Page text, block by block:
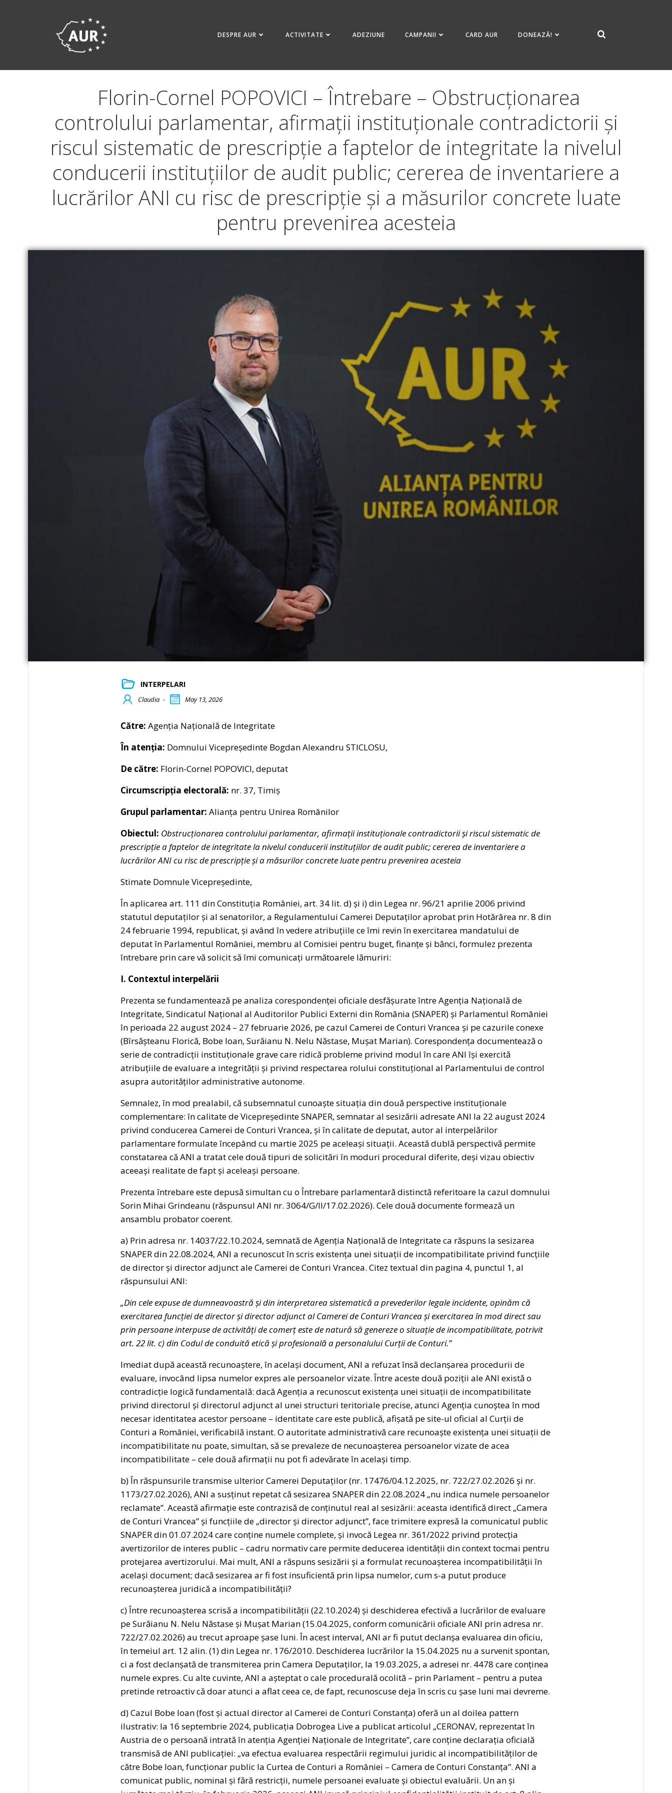
DESPRE AUR ACTIVITATE ADEZIUNE CAMPANII CARD AUR DONEAZĂ!
Florin-Cornel POPOVICI – Întrebare – Obstrucționarea
controlului parlamentar, afirmații instituționale contradictorii și
riscul sistematic de prescripție a faptelor de integritate la nivelul
conducerii instituțiilor de audit public; cererea de inventariere a
lucrărilor ANI cu risc de prescripție și a măsurilor concrete luate
pentru prevenirea acesteia
INTERPELARI
Claudia - May 13, 2026
Către: Agenția Națională de Integritate
În atenția: Domnului Vicepreședinte Bogdan Alexandru STICLOSU,
De către: Florin-Cornel POPOVICI, deputat
Circumscripția electorală: nr. 37, Timiș
Grupul parlamentar: Alianța pentru Unirea Românilor
Obiectul: Obstrucționarea controlului parlamentar, afirmații instituționale contradictorii și riscul sistematic de
prescripție a faptelor de integritate la nivelul conducerii instituțiilor de audit public; cererea de inventariere a
lucrărilor ANI cu risc de prescripție și a măsurilor concrete luate pentru prevenirea acesteia
Stimate Domnule Vicepreședinte,
În aplicarea art. 111 din Constituția României, art. 34 lit. d) și i) din Legea nr. 96/21 aprilie 2006 privind
statutul deputaților și al senatorilor, a Regulamentului Camerei Deputaților aprobat prin Hotărârea nr. 8 din
24 februarie 1994, republicat, și având în vedere atribuțiile ce îmi revin în exercitarea mandatului de
deputat în Parlamentul României, membru al Comisiei pentru buget, finanțe și bănci, formulez prezenta
întrebare prin care vă solicit să îmi comunicați următoarele lămuriri:
I. Contextul interpelării
Prezenta se fundamentează pe analiza corespondenței oficiale desfășurate între Agenția Națională de
Integritate, Sindicatul Național al Auditorilor Publici Externi din România (SNAPER) și Parlamentul României
în perioada 22 august 2024 – 27 februarie 2026, pe cazul Camerei de Conturi Vrancea și pe cazurile conexe
(Bîrsășteanu Florică, Bobe Ioan, Surăianu N. Nelu Năstase, Mușat Marian). Corespondența documentează o
serie de contradicții instituționale grave care ridică probleme privind modul în care ANI își exercită
atribuțiile de evaluare a integrității și privind respectarea rolului constituțional al Parlamentului de control
asupra autorităților administrative autonome.
Semnalez, în mod prealabil, că subsemnatul cunoaște situația din două perspective instituționale
complementare: în calitate de Vicepreședinte SNAPER, semnatar al sesizării adresate ANI la 22 august 2024
privind conducerea Camerei de Conturi Vrancea, și în calitate de deputat, autor al interpelărilor
parlamentare formulate începând cu martie 2025 pe aceleași situații. Această dublă perspectivă permite
constatarea că ANI a tratat cele două tipuri de solicitări în moduri procedural diferite, deși vizau obiectiv
aceeași realitate de fapt și aceleași persoane.
Prezenta întrebare este depusă simultan cu o Întrebare parlamentară distinctă referitoare la cazul domnului
Sorin Mihai Grindeanu (răspunsul ANI nr. 3064/G/II/17.02.2026). Cele două documente formează un
ansamblu probator coerent.
a) Prin adresa nr. 14037/22.10.2024, semnată de Agenția Națională de Integritate ca răspuns la sesizarea
SNAPER din 22.08.2024, ANI a recunoscut în scris existența unei situații de incompatibilitate privind funcțiile
de director și director adjunct ale Camerei de Conturi Vrancea. Citez textual din pagina 4, punctul 1, al
răspunsului ANI:
„Din cele expuse de dumneavoastră și din interpretarea sistematică a prevederilor legale incidente, opinăm că
exercitarea funcției de director și director adjunct al Camerei de Conturi Vrancea și exercitarea în mod direct sau
prin persoane interpuse de activități de comerț este de natură să genereze o situație de incompatibilitate, potrivit
art. 22 lit. c) din Codul de conduită etică și profesională a personalului Curții de Conturi.”
Imediat după această recunoaștere, în același document, ANI a refuzat însă declanșarea procedurii de
evaluare, invocând lipsa numelor expres ale persoanelor vizate. Între aceste două poziții ale ANI există o
contradicție logică fundamentală: dacă Agenția a recunoscut existența unei situații de incompatibilitate
privind directorul și directorul adjunct al unei structuri teritoriale precise, atunci Agenția cunoștea în mod
necesar identitatea acestor persoane – identitate care este publică, afișată pe site-ul oficial al Curții de
Conturi a României, verificabilă instant. O autoritate administrativă care recunoaște existența unei situații de
incompatibilitate nu poate, simultan, să se prevaleze de necunoașterea persoanelor vizate de acea
incompatibilitate – cele două afirmații nu pot fi adevărate în același timp.
b) În răspunsurile transmise ulterior Camerei Deputaților (nr. 17476/04.12.2025, nr. 722/27.02.2026 și nr.
1173/27.02.2026), ANI a susținut repetat că sesizarea SNAPER din 22.08.2024 „nu indica numele persoanelor
reclamate”. Această afirmație este contrazisă de conținutul real al sesizării: aceasta identifică direct „Camera
de Conturi Vrancea” și funcțiile de „director și director adjunct”, face trimitere expresă la comunicatul public
SNAPER din 01.07.2024 care conține numele complete, și invocă Legea nr. 361/2022 privind protecția
avertizorilor de interes public – cadru normativ care permite deducerea identității din context tocmai pentru
protejarea avertizorului. Mai mult, ANI a răspuns sesizării și a formulat recunoașterea incompatibilității în
același document; dacă sesizarea ar fi fost insuficientă prin lipsa numelor, cum s-a putut produce
recunoașterea juridică a incompatibilității?
c) Între recunoașterea scrisă a incompatibilității (22.10.2024) și deschiderea efectivă a lucrărilor de evaluare
pe Surăianu N. Nelu Năstase și Mușat Marian (15.04.2025, conform comunicării oficiale ANI prin adresa nr.
722/27.02.2026) au trecut aproape șase luni. În acest interval, ANI ar fi putut declanșa evaluarea din oficiu,
în temeiul art. 12 alin. (1) din Legea nr. 176/2010. Deschiderea lucrărilor la 15.04.2025 nu a survenit spontan,
ci a fost declanșată de transmiterea prin Camera Deputaților, la 19.03.2025, a adresei nr. 4478 care conținea
numele expres. Cu alte cuvinte, ANI a așteptat o cale procedurală ocolită – prin Parlament – pentru a putea
pretinde retroactiv că doar atunci a aflat ceea ce, de fapt, recunoscuse deja în scris cu șase luni mai devreme.
d) Cazul Bobe Ioan (fost și actual director al Camerei de Conturi Constanța) oferă un al doilea pattern
ilustrativ: la 16 septembrie 2024, publicația Dobrogea Live a publicat articolul „CERONAV, reprezentat în
Austria de o persoană intrată în atenția Agenției Naționale de Integritate”, care conține declarația oficială
transmisă de ANI publicației: „va efectua evaluarea respectării regimului juridic al incompatibilităților de
către Bobe Ioan, funcționar public la Curtea de Conturi a României – Camera de Conturi Constanța”. ANI a
comunicat public, nominal și fără restricții, numele persoanei evaluate și obiectul evaluării. Un an și